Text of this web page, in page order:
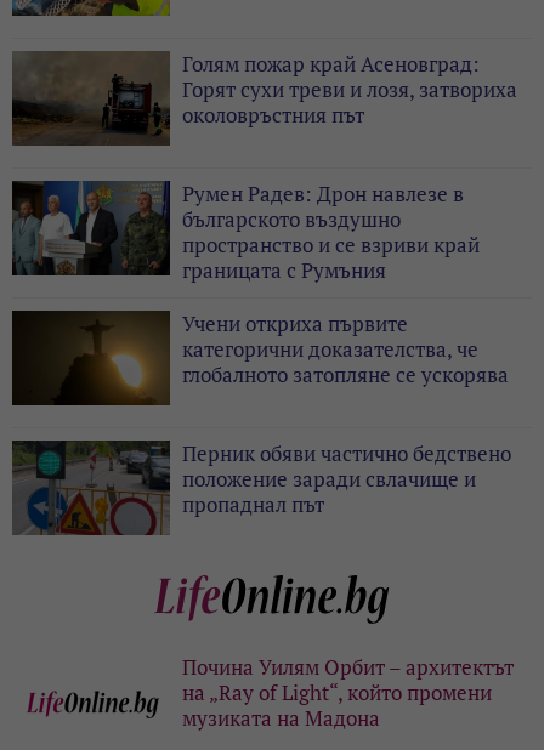
Голям пожар край Асеновград:
Горят сухи треви и лозя, затвориха
околовръстния път
Румен Радев: Дрон навлезе в
българското въздушно
пространство и се взриви край
границата с Румъния
Учени откриха първите
категорични доказателства, че
глобалното затопляне се ускорява
Перник обяви частично бедствено
положение заради свлачище и
пропаднал път
Почина Уилям Орбит – архитектът
на „Ray of Light“, който промени
музиката на Мадона